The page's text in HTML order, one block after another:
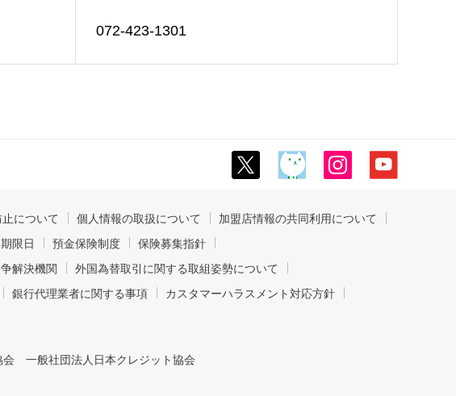
072-423-1301
について 個人情報の取扱について
加盟店情報の共同利用について
限日 預金保険制度
保険募集指針
解決機関
外国為替取引に関する取組姿勢について
銀行代理業者に関する事項 カスタマーハラスメント対応方針
一般社団法人日本クレジット協会